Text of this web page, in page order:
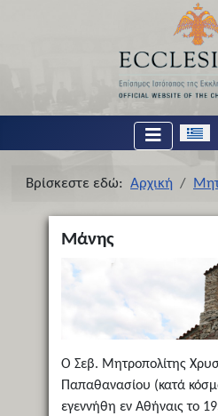
Βρίσκεστε εδώ: Αρχική
Μάνης
Ο Σεβ. Μητροπολίτης
Παπαθανασίου (κατά
εγεννήθη εν Αθήναις το